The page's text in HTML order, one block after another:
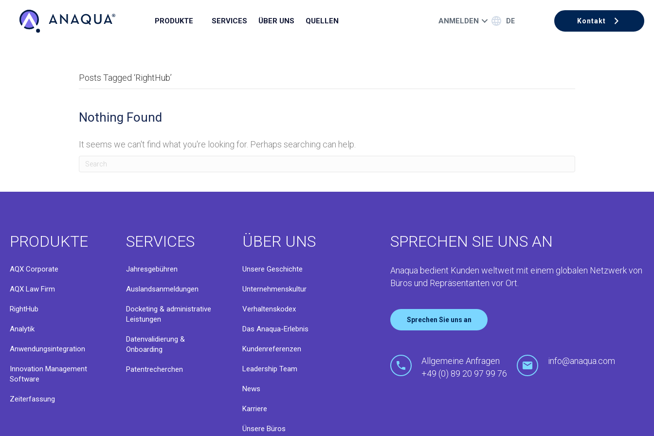
PRODUKTE SERVICES ÜBER UNS QUELLEN ANMELDEN DE Kontakt
Posts Tagged ‘RightHub’
Nothing Found
It seems we can't find what you're looking for. Perhaps searching can help.
PRODUKTE
AQX Corporate
AQX Law Firm
RightHub
Analytik
Anwendungsintegration
Innovation Management
Software
Zeiterfassung
SERVICES
Jahresgebühren
Auslandsanmeldungen
Docketing & administrative
Leistungen
Datenvalidierung &
Onboarding
Patentrecherchen
ÜBER UNS
Unsere Geschichte
Unternehmenskultur
Verhaltenskodex
Das Anaqua-Erlebnis
Kundenreferenzen
Leadership Team
News
Karriere
Ünsere Büros
SPRECHEN SIE UNS AN
Anaqua bedient Kunden weltweit mit einem globalen Netzwerk von
Büros und Repräsentanten vor Ort.
Sprechen Sie uns an
Allgemeine Anfragen
+49 (0) 89 20 97 99 76
info@anaqua.com